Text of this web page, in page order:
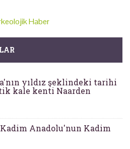
yıldız şeklindeki tarihi
kale kenti Naarden
Anadolu'nun Kadim